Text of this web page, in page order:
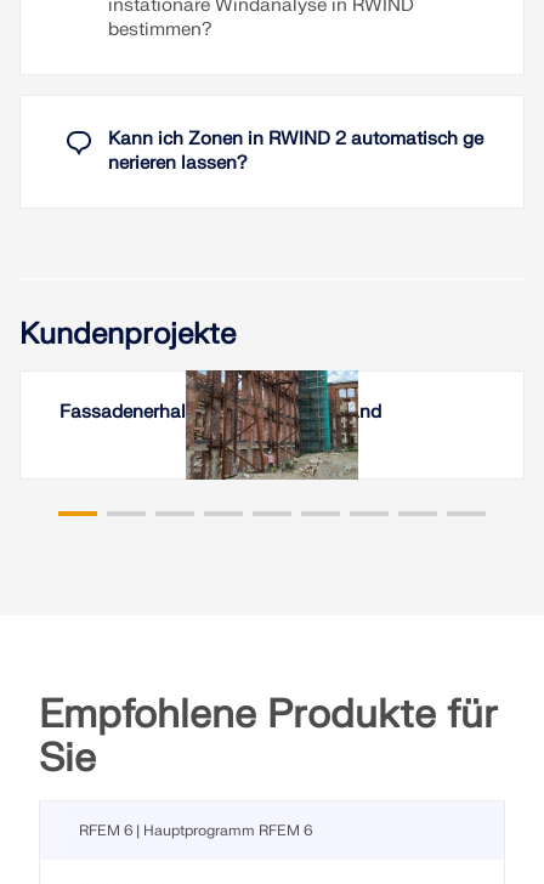
Gerüstplanen, Staubschutzvorhängen,
Netzkonstruktionen usw. Sie werden begeistert
instationäre Windanalyse in RWIND
bestimmen?
Kann ich Zonen in RWIND 2 automatisch ge
nerieren lassen?
Kundenprojekte
Fassadenerhaltung in Tallinn, Estland
Empfohlene Produkte für
Sie
RFEM 6 | Hauptprogramm RFEM 6